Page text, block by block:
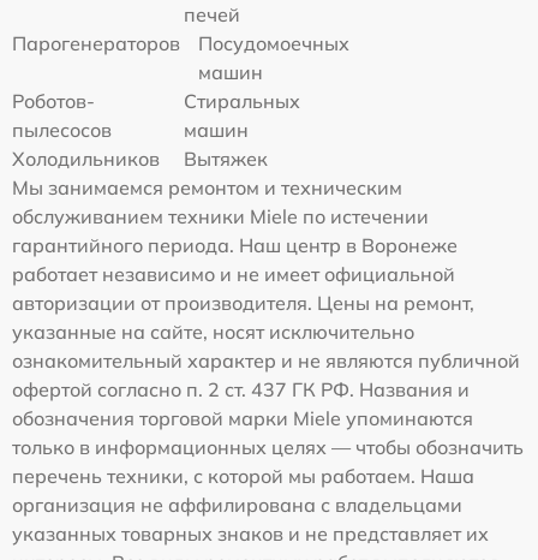
печей
Парогенераторов
Посудомоечных
машин
Роботов-
пылесосов
Стиральных
машин
Холодильников
Вытяжек
Мы занимаемся ремонтом и техническим
обслуживанием техники Miele по истечении
гарантийного периода. Наш центр в Воронеже
работает независимо и не имеет официальной
авторизации от производителя. Цены на ремонт,
указанные на сайте, носят исключительно
ознакомительный характер и не являются публичной
офертой согласно п. 2 ст. 437 ГК РФ. Названия и
обозначения торговой марки Miele упоминаются
только в информационных целях — чтобы обозначить
перечень техники, с которой мы работаем. Наша
организация не аффилирована с владельцами
указанных товарных знаков и не представляет их